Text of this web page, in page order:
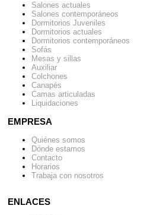
Salones actuales
Salones contemporáneos
Dormitorios Juveniles
Dormitorios actuales
Dormitorios contemporáneos
Sofás
Mesas y sillas
Auxiliar
Colchones
Canapés
Camas articuladas
Liquidaciones
EMPRESA
Quiénes somos
Dónde estamos
Contacto
Horarios
Trabaja con nosotros
ENLACES